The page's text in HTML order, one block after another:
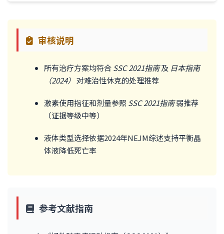
审核说明
所有治疗方案均符合SSC 2021指南及 日本指南
（2024） 对难治性休克的处理推荐
激素使用指征和剂量参照 SSC 2021指南弱推荐
（证据等级中等）
液体类型选择依据2024年NEJM综述支持平衡晶
体液降低死亡率
参考文献指南